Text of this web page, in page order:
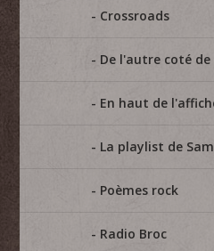
Crossroads
De l'autre coté
En haut de
La playlist de Sam
Poèmes rock
Radio Broc